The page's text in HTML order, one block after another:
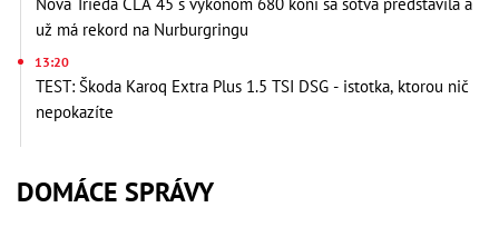
už má rekord na Nurburgringu
13:20
TEST: Škoda Karoq Extra Plus 1.5 TSI DSG - istotka, ktorou nič
nepokazíte
DOMÁCE SPRÁVY